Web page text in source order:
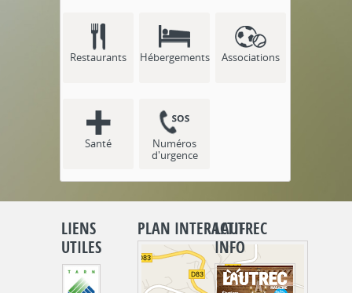
Restaurants Hébergements Associations
Santé
Numéros
d'urgence
LIENS
UTILES
PLAN INTERACTIF
LAUTREC
INFO